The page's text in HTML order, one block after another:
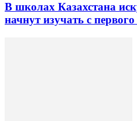
В школах Казахстана
начнут изучать с первого